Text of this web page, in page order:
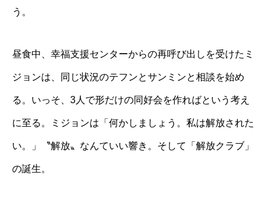
う。
昼食中、幸福支援センターからの再呼び出しを受けたミ
ジョンは、同じ状況のテフンとサンミンと相談を始め
る。いっそ、3人で形だけの同好会を作ればという考え
に至る。ミジョンは「何かしましょう。私は解放された
い。」〝解放〟なんていい響き。そして「解放クラブ」
の誕生。